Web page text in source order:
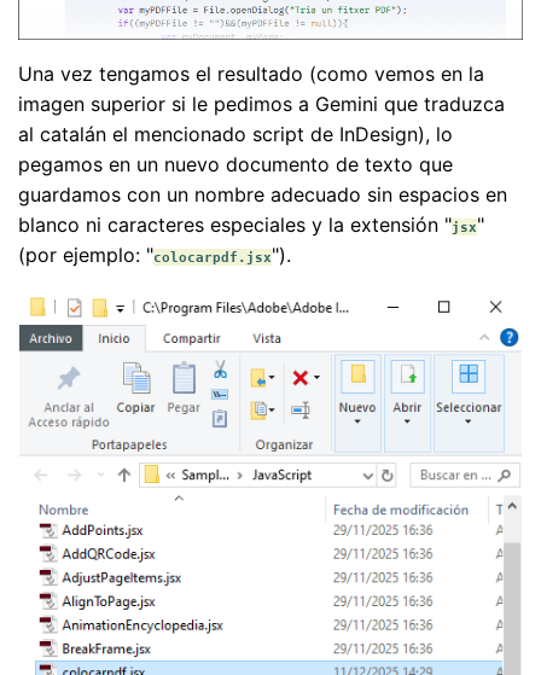
Una vez tengamos el resultado (como vemos en la
imagen superior si le pedimos a Gemini que traduzca
al catalán el mencionado script de InDesign), lo
pegamos en un nuevo documento de texto que
guardamos con un nombre adecuado sin espacios en
blanco ni caracteres especiales y la extensión "jsx"
(por ejemplo: "colocarpdf.jsx").